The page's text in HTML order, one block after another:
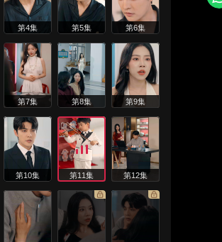
第4集 第5集 第6集
第7集 第8集 第9集
第10集 第11集 第12集